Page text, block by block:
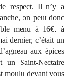
respect. Il n’y a
on peut donc
menu à 16€, à
dernier, c’était un
aux épices
Saint-Nectaire
moulu devant vous